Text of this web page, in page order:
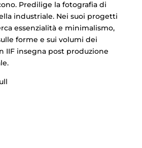
Predilige la fotografia di
industriale. Nei suoi progetti
essenzialità e minimalismo,
forme e sui volumi dei
IIF insegna post produzione